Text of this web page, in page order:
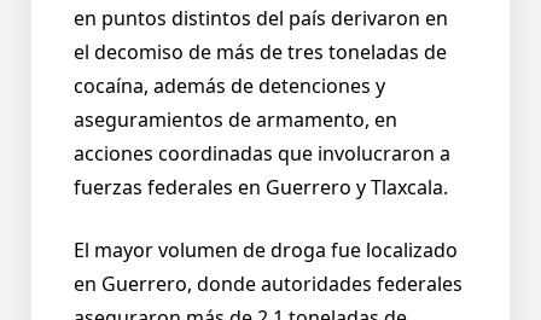
en puntos distintos del país derivaron en
el decomiso de más de tres toneladas de
cocaína, además de detenciones y
aseguramientos de armamento, en
acciones coordinadas que involucraron a
fuerzas federales en Guerrero y Tlaxcala.
El mayor volumen de droga fue localizado
en Guerrero, donde autoridades federales